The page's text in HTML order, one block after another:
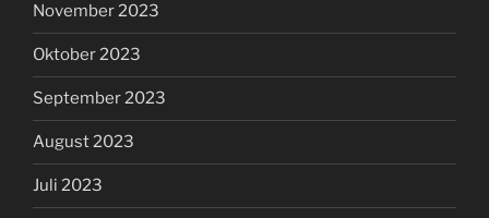
November 2023
Oktober 2023
September 2023
August 2023
Juli 2023